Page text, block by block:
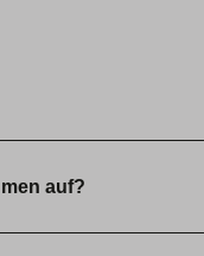
auf?